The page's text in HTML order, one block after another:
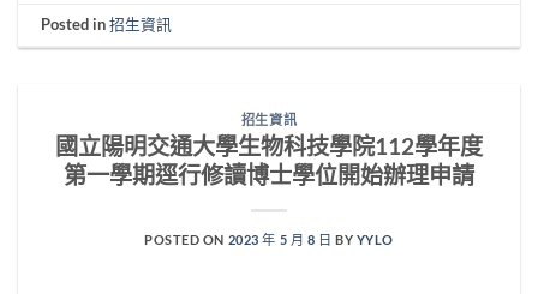
Posted in招生資訊
招生資訊
國立陽明交通大學生物科技學院112學年度
第一學期逕行修讀博士學位開始辦理申請
POSTED ON 2023 年 5 月 8 日 BY YYLO